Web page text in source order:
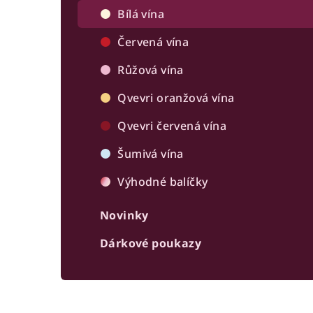
Bílá vína
Červená vína
Růžová vína
Qvevri oranžová vína
Qvevri červená vína
Šumivá vína
Výhodné balíčky
Novinky
Dárkové poukazy